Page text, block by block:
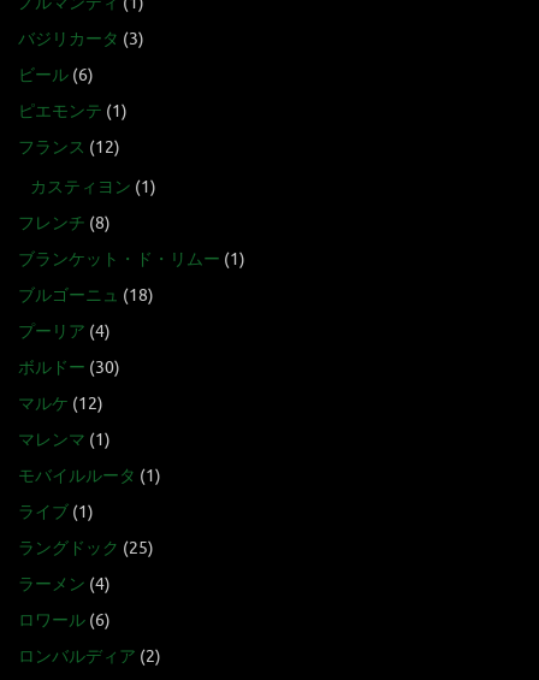
バジリカータ (3)
ビール (6)
ピエモンテ (1)
フランス (12)
カスティヨン (1)
フレンチ (8)
ブランケット・ド・リムー (1)
ブルゴーニュ (18)
プーリア (4)
ボルドー (30)
マルケ (12)
マレンマ (1)
モバイルルータ (1)
ライブ (1)
ラングドック (25)
ラーメン (4)
ロワール (6)
ロンバルディア (2)